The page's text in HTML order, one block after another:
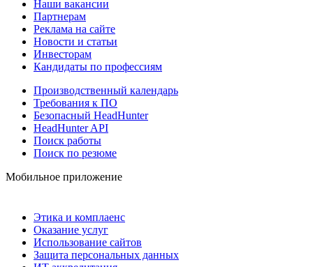
Наши вакансии
Партнерам
Реклама на сайте
Новости и статьи
Инвесторам
Кандидаты по профессиям
Производственный календарь
Требования к ПО
Безопасный HeadHunter
HeadHunter API
Поиск работы
Поиск по резюме
Мобильное приложение
Этика и комплаенс
Оказание услуг
Использование сайтов
Защита персональных данных